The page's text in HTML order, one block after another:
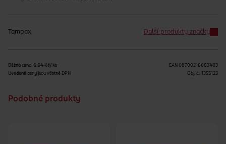
Tampax Další produkty značky
Běžná cena: 6.64 Kč/ks
Uvedené ceny jsou včetně DPH
EAN 08700216663403
Obj. č.: 1355123
Podobné produkty